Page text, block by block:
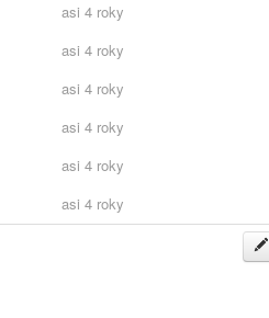
asi 4 roky
asi 4 roky
asi 4 roky
asi 4 roky
asi 4 roky
asi 4 roky